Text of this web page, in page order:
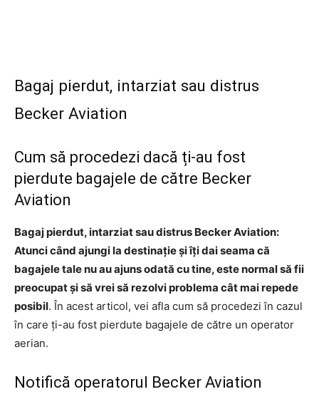
Bagaj pierdut, intarziat sau distrus
Becker Aviation
Cum să procedezi dacă ți-au fost
pierdute bagajele de către Becker
Aviation
Bagaj pierdut, intarziat sau distrus Becker Aviation:
Atunci când ajungi la destinație și îți dai seama că
bagajele tale nu au ajuns odată cu tine, este normal să fii
preocupat și să vrei să rezolvi problema cât mai repede
posibil. În acest articol, vei afla cum să procedezi în cazul
în care ți-au fost pierdute bagajele de către un operator
aerian.
Notifică operatorul Becker Aviation